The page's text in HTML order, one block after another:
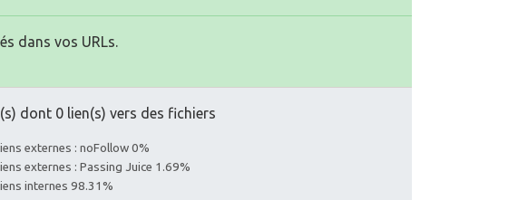
dans vos URLs.
dont 0 lien(s) vers des fichiers
externes : noFollow 0%
externes : Passing Juice 1.69%
internes 98.31%